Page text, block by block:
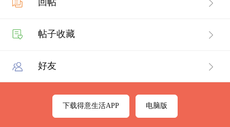
帖子收藏
好友
下载得意生活APP 电脑版